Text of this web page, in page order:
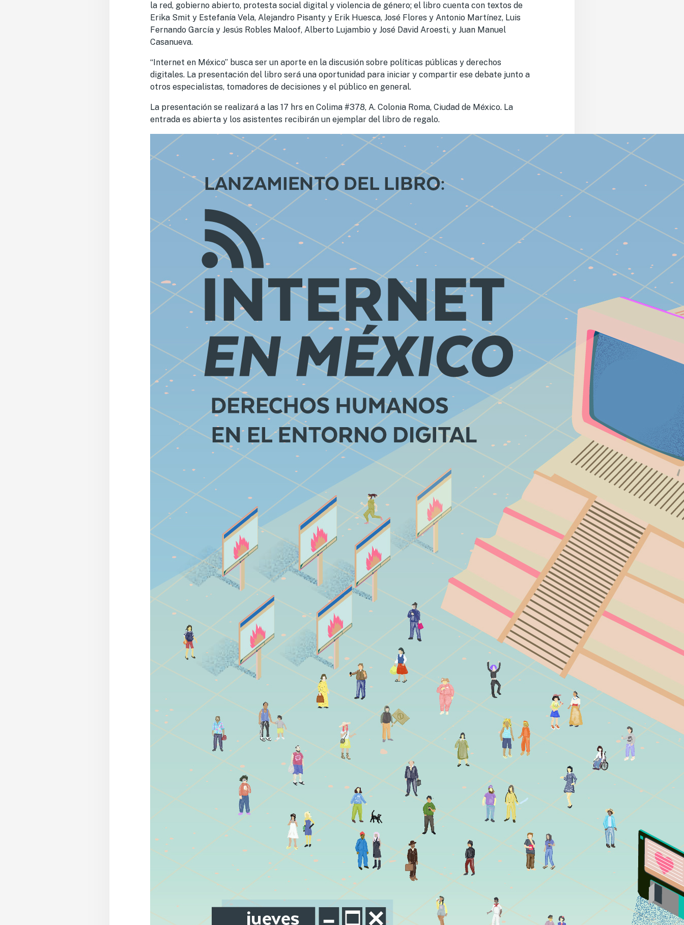
la red, gobierno abierto, protesta social digital y violencia de género; el libro cuenta con textos de
Erika Smit y Estefanía Vela, Alejandro Pisanty y Erik Huesca, José Flores y Antonio Martínez, Luis
Fernando García y Jesús Robles Maloof, Alberto Lujambio y José David Aroesti, y Juan Manuel
Casanueva.
“Internet en México” busca ser un aporte en la discusión sobre políticas públicas y derechos
digitales. La presentación del libro será una oportunidad para iniciar y compartir ese debate junto a
otros especialistas, tomadores de decisiones y el público en general.
La presentación se realizará a las 17 hrs en Colima #378, A. Colonia Roma, Ciudad de México. La
entrada es abierta y los asistentes recibirán un ejemplar del libro de regalo.